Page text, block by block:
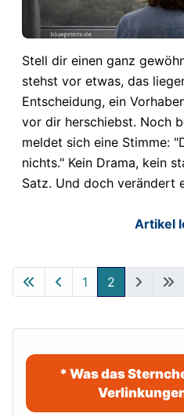
Stell dir einen ganz
stehst vor etwas, das
Entscheidung, ein
vor dir herschiebst. Noch
meldet sich eine Stimme:
nichts." Kein Drama, kein
Satz. Und doch verändert
Artikel
1 2
* Was das